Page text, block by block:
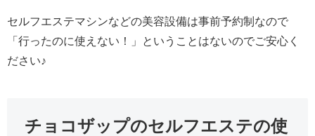
セルフエステマシンなどの美容設備は事前予約制なので
「行ったのに使えない！」ということはないのでご安心く
ださい♪
チョコザップのセルフエステの使